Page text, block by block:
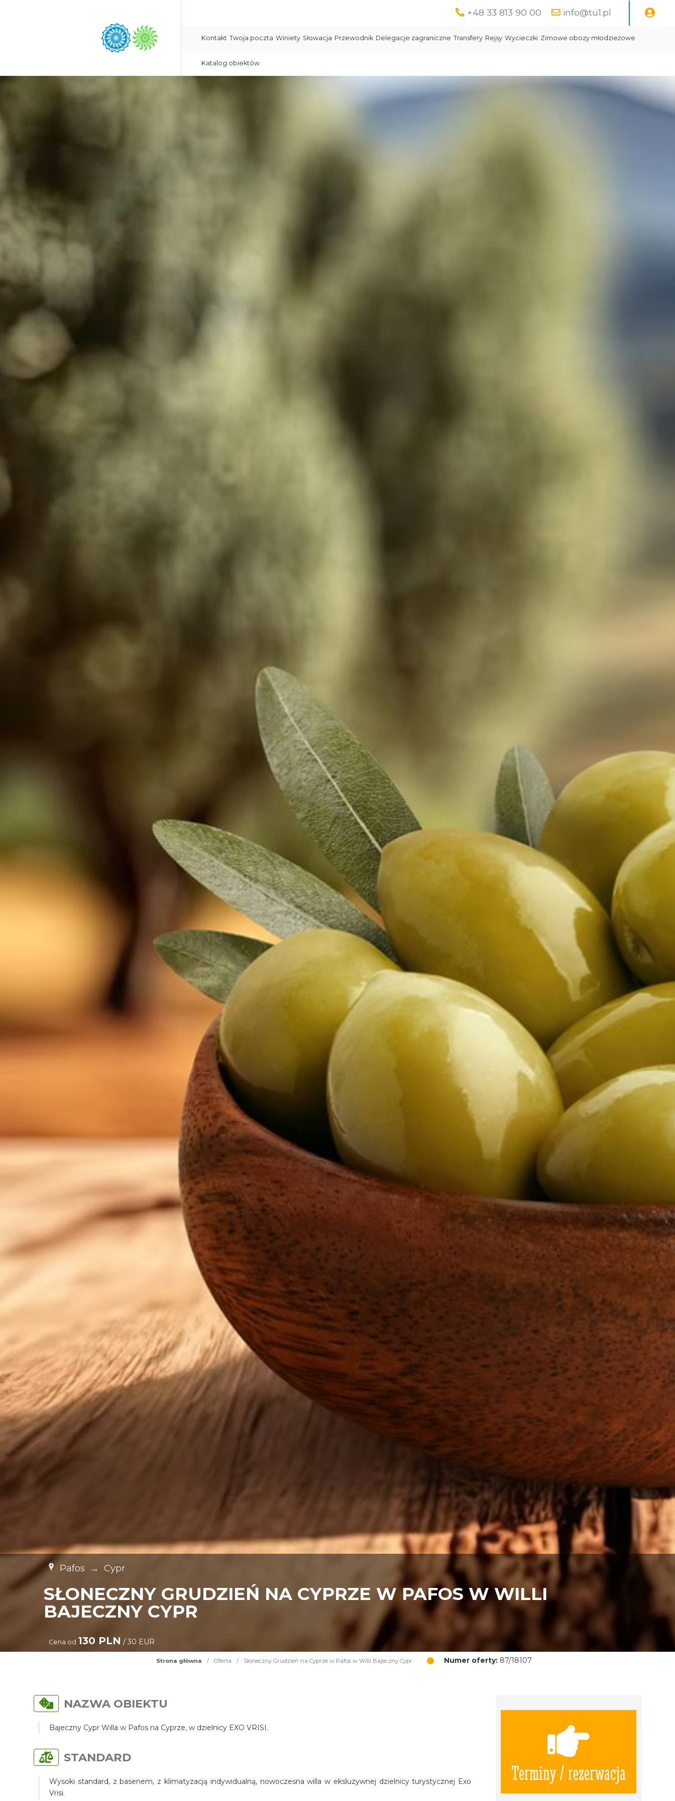
+48 33 813 90 00 info@tu1.pl
Kontakt Twoja poczta Winiety Słowacja Przewodnik Delegacje zagraniczne Transfery Rejsy Wycieczki Zimowe obozy młodzieżowe
Katalog obiektów
Pafos → Cypr
SŁONECZNY GRUDZIEŃ NA CYPRZE W PAFOS W WILLI
BAJECZNY CYPR
Cena od 130 PLN / 30 EUR
Strona główna / Oferta / Słoneczny Grudzień na Cyprze w Pafos w Willi Bajeczny Cypr Numer oferty:87/18107
Terminy / rezerwacja
NAZWA OBIEKTU
Bajeczny Cypr Willa w Pafos na Cyprze, w dzielnicy EXO VRISI.
STANDARD
Wysoki standard, z basenem, z klimatyzacją indywidualną, nowoczesna willa w eksluzywnej dzielnicy turystycznej Exo
Vrisi.